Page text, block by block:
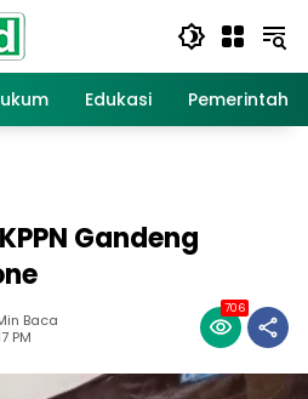
Edukasi
Gandeng
Baca
PM
706